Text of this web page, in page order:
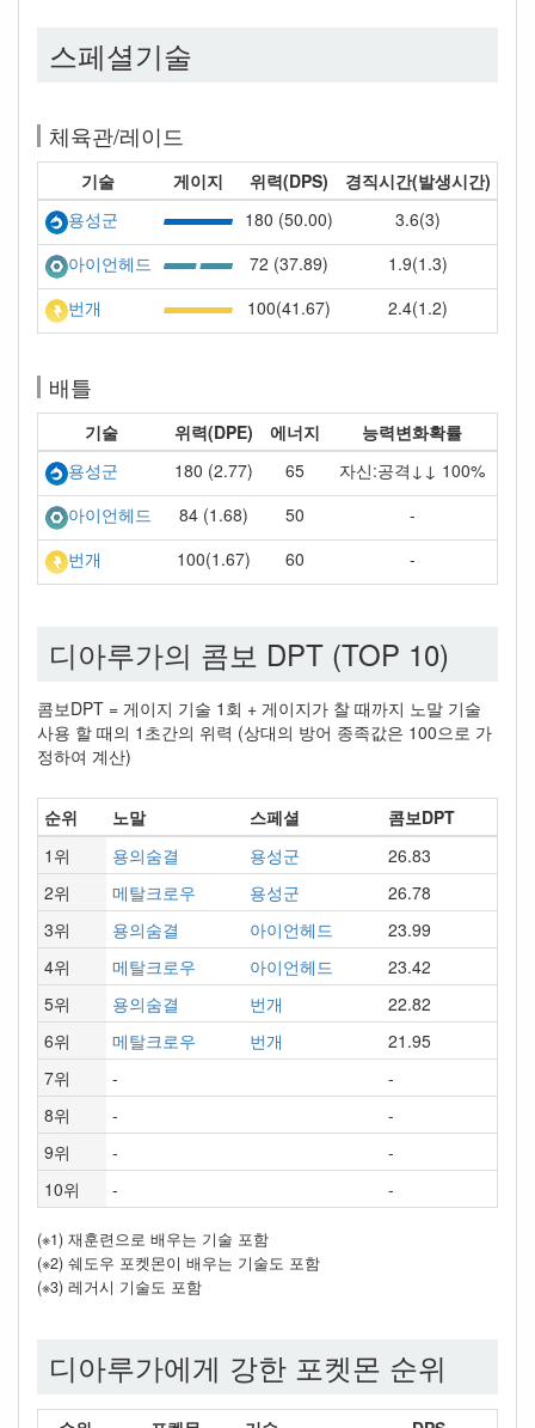
스페셜기술
체육관/레이드
기술 게이지 위력(DPS)
경직시간(발생시간)
용성군
180 (50.00)
3.6(3)
아이언헤드
72 (37.89)
1.9(1.3)
번개
100(41.67) 2.4(1.2)
배틀
기술 위력(DPE) 에너지
능력변화확률
용성군
180 (2.77) 65
자신:공격↓↓ 100%
아이언헤드
84 (1.68) 50
-
번개
100(1.67) 60 -
디아루가의 콤보 DPT (TOP 10)
콤보DPT = 게이지 기술 1회 + 게이지가 찰 때까지 노말 기술
사용 할 때의 1초간의 위력 (상대의 방어 종족값은 100으로 가
정하여 계산)
순위 노말 스페셜
콤보DPT
1위
용의숨결 용성군
26.83
2위
메탈크로우 용성군
26.78
3위
용의숨결 아이언헤드
23.99
4위
메탈크로우 아이언헤드
23.42
5위
용의숨결 번개
22.82
6위
메탈크로우 번개
21.95
7위
-
-
8위
-
-
9위
-
-
10위
- -
(※1) 재훈련으로 배우는 기술 포함
(※2) 쉐도우 포켓몬이 배우는 기술도 포함
(※3) 레거시 기술도 포함
디아루가에게 강한 포켓몬 순위